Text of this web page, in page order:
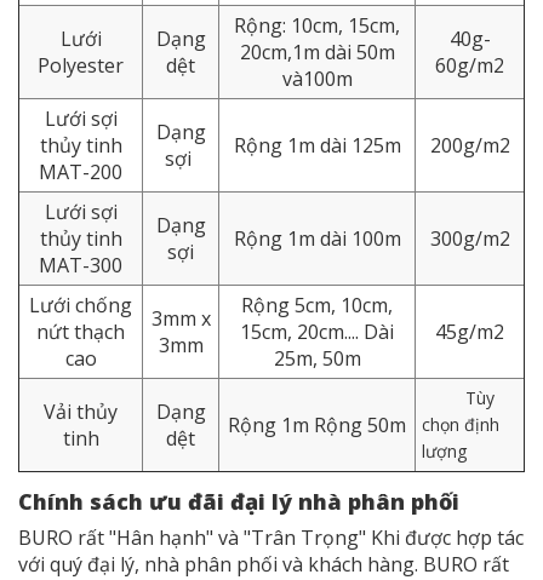
Lưới
Polyester
Dạng
dệt
Rộng: 10cm, 15cm,
20cm,1m dài 50m
và100m
40g-
60g/m2
Lưới sợi
thủy tinh
MAT-200
Dạng
sợi
Rộng 1m dài 125m 200g/m2
Lưới sợi
thủy tinh
MAT-300
Dạng
sợi
Rộng 1m dài 100m 300g/m2
Lưới chống
nứt thạch
cao
3mm x
3mm
Rộng 5cm, 10cm,
15cm, 20cm.... Dài
25m, 50m
45g/m2
Vải thủy
tinh
Dạng
dệt
Rộng 1m Rộng 50m
Tùy
chọn định
lượng
Chính sách ưu đãi đại lý nhà phân phối
BURO rất "Hân hạnh" và "Trân Trọng" Khi được hợp tác
với quý đại lý, nhà phân phối và khách hàng. BURO rất